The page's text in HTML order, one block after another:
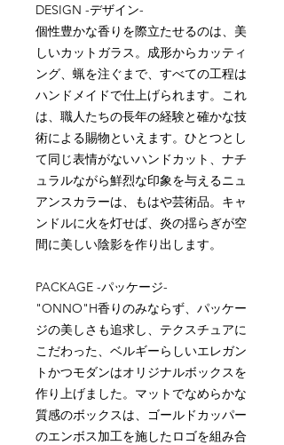
DESIGN -デザイン-
個性豊かな香りを際立たせるのは、美
しいカットガラス。成形からカッティ
ング、蝋を注ぐまで、すべての工程は
ハンドメイドで仕上げられます。これ
は、職人たちの長年の経験と確かな技
術による賜物といえます。ひとつとし
て同じ表情がないハンドカット、ナチ
ュラルながら鮮烈な印象を与えるニュ
アンスカラーは、もはや芸術品。キャ
ンドルに火を灯せば、炎の揺らぎが空
間に美しい陰影を作り出します。
PACKAGE -パッケージ-
"ONNO"H香りのみならず、パッケー
ジの美しさも追求し、テクスチュアに
こだわった、ベルギーらしいエレガン
トかつモダンはオリジナルボックスを
作り上げました。マットでなめらかな
質感のボックスは、ゴールドカッパー
のエンボス加工を施したロゴを組み合